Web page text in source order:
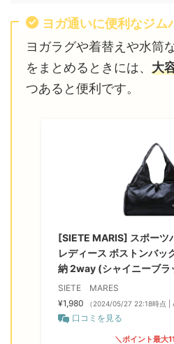
ヨガ通いに便利なジム
ヨガラグや着替えや水筒
をまとめるときには、 大
つあると便利です。
[SIETE MARIS] スポーツ
レディース ボストンバッ
納 2way (シャイニーブラ
SIETE MARES
¥1,980
（2024/05/27 22:18時点 |
口コミを見る
＼ポイント最大